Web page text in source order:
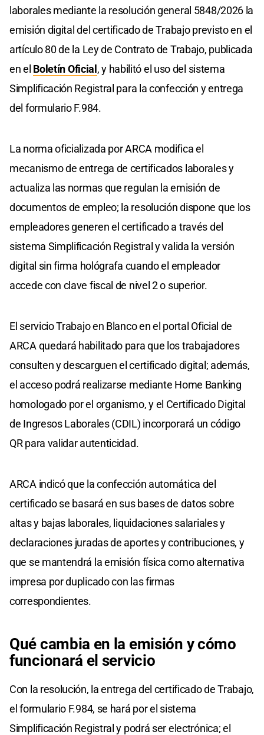
laborales mediante la resolución general 5848/2026 la
emisión digital del certificado de Trabajo previsto en el
artículo 80 de la Ley de Contrato de Trabajo, publicada
en el Boletín Oficial, y habilitó el uso del sistema
Simplificación Registral para la confección y entrega
del formulario F.984.
La norma oficializada por ARCA modifica el
mecanismo de entrega de certificados laborales y
actualiza las normas que regulan la emisión de
documentos de empleo; la resolución dispone que los
empleadores generen el certificado a través del
sistema Simplificación Registral y valida la versión
digital sin firma hológrafa cuando el empleador
accede con clave fiscal de nivel 2 o superior.
El servicio Trabajo en Blanco en el portal Oficial de
ARCA quedará habilitado para que los trabajadores
consulten y descarguen el certificado digital; además,
el acceso podrá realizarse mediante Home Banking
homologado por el organismo, y el Certificado Digital
de Ingresos Laborales (CDIL) incorporará un código
QR para validar autenticidad.
ARCA indicó que la confección automática del
certificado se basará en sus bases de datos sobre
altas y bajas laborales, liquidaciones salariales y
declaraciones juradas de aportes y contribuciones, y
que se mantendrá la emisión física como alternativa
impresa por duplicado con las firmas
correspondientes.
Qué cambia en la emisión y cómo
funcionará el servicio
Con la resolución, la entrega del certificado de Trabajo,
el formulario F.984, se hará por el sistema
Simplificación Registral y podrá ser electrónica; el